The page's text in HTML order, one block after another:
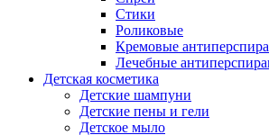
Стики
Роликовые
Кремовые
Лечебные
Детская косметика
Детские шампуни
Детские пены и гели
Детское мыло